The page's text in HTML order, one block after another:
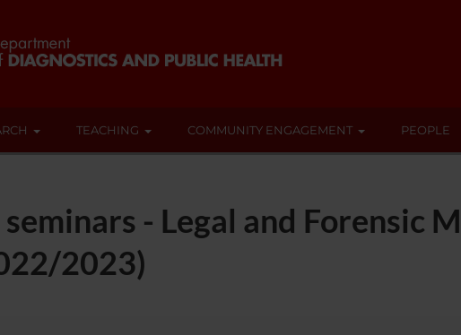
TEACHING COMMUNITY ENGAGEMENT PEOPLE
- Legal and Forensic
2023)